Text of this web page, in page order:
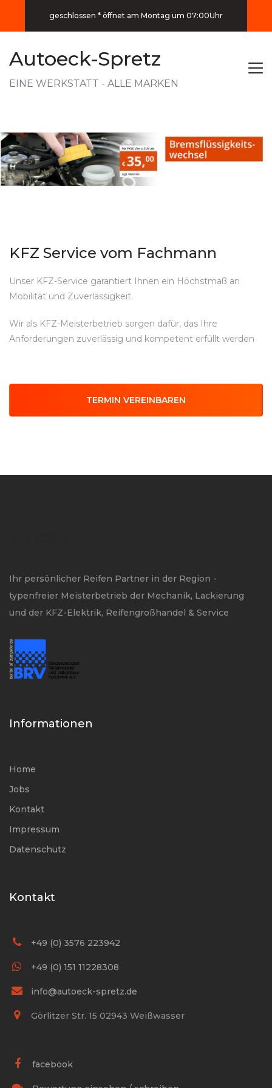
geschlossen * öffnet am Montag um 07:00Uhr
Autoeck-Spretz
EINE WERKSTATT - ALLE MARKEN
KFZ Service vom Fachmann
Unser KFZ-Service garantiert Ihnen ein Höchstmaß an
Mobilität und Zuverlässigkeit.
Wir als KFZ-Meisterbetrieb sorgen dafür, das Ihre
Anforderungen zuverlässig und kompetent erfüllt werden
TERMIN VEREINBAREN
Ihr persönlicher Reifen Partner in der Region -
typenfreier Meisterbetrieb der Mechanik, Lackierung
und der KFZ-Elektrik, Reifengroßhandel & Service
Informationen
Home
Jobs
Kontakt
Impressum
Datenschutz
Kontakt
+49 (0) 3576 223942
+49 (0) 151 11228308
info@autoeck-spretz.de
Görlitzer Str. 15 02943 Weißwasser
facebook